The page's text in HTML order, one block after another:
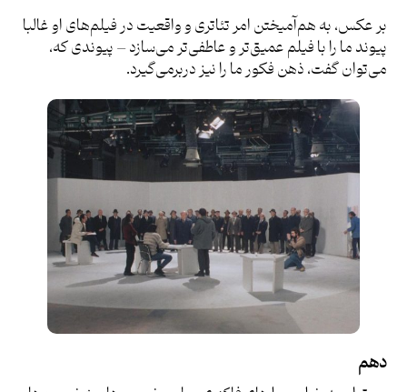
بر عکس، به هم‌آمیختن امر تئاتری و واقعیت در فیلم‌های او غالبا
پیوند ما را با فیلم عمیق‌تر و عاطفی‌تر می‌سازد – پیوندی که،
می‌توان گفت، ذهن فکور ما را نیز دربرمی‌گیرد.
دهم